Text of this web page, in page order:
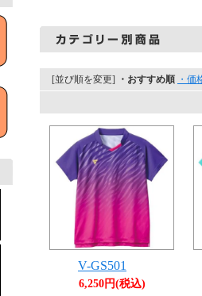
[並び順を変更] ・おすすめ順 ・価
V-GS501
6,250円(税込)